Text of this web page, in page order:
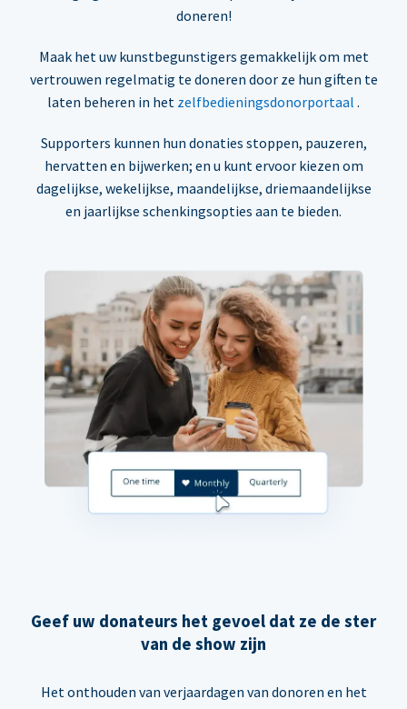
doneren!
Maak het uw kunstbegunstigers gemakkelijk om met
vertrouwen regelmatig te doneren door ze hun giften te
laten beheren in het zelfbedieningsdonorportaal .
Supporters kunnen hun donaties stoppen, pauzeren,
hervatten en bijwerken; en u kunt ervoor kiezen om
dagelijkse, wekelijkse, maandelijkse, driemaandelijkse
en jaarlijkse schenkingsopties aan te bieden.
Geef uw donateurs het gevoel dat ze de ster
van de show zijn
Het onthouden van verjaardagen van donoren en het